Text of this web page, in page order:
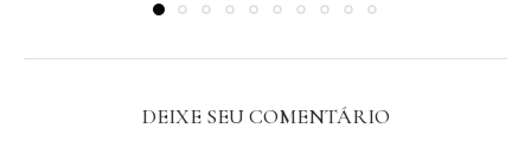
DEIXE SEU COMENTÁRIO